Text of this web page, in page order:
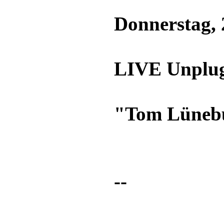
Donnerstag,
LIVE
"Tom
--